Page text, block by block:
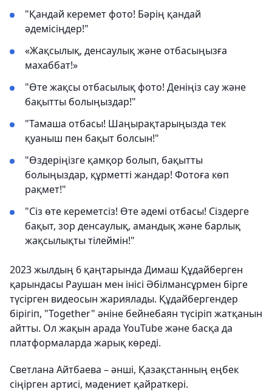
"Қандай керемет фото! Бәрің қандай
әдемісіңдер!"
«Жақсылық, денсаулық және отбасыңызға
махаббат!»
"Өте жақсы отбасылық фото! Деніңіз сау және
бақытты болыңыздар!"
"Тамаша отбасы! Шаңырақтарыңызда тек
қуаныш пен бақыт болсын!"
"Өздеріңізге қамқор болып, бақытты
болыңыздар, құрметті жандар! Фотоға көп
рақмет!"
"Сіз өте кереметсіз! Өте әдемі отбасы! Сіздерге
бақыт, зор денсаулық, амандық және барлық
жақсылықты тілеймін!"
2023 жылдың 6 қаңтарында Димаш Құдайберген
қарындасы Раушан мен інісі Әбілмансұрмен бірге
түсірген видеосын жариялады. Құдайбергендер
бірігіп, "Together" әніне бейнебаян түсіріп жатқанын
айтты. Ол жақын арада YouTube және басқа да
платформаларда жарық көреді.
Светлана Айтбаева – әнші, Қазақстанның еңбек
сіңірген артисі, мәдениет қайраткері.